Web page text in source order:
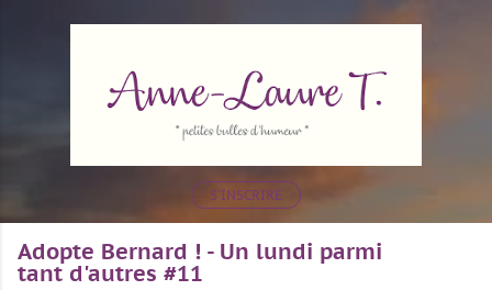
Accéder au contenu principal
S'INSCRIRE
Adopte Bernard ! - Un lundi parmi
tant d'autres #11